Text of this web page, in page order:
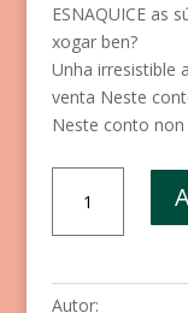
ESNAQUICE as
xogar ben?
Unha irresistible
venta Neste
Neste conto
conto
non
ningún
Autor: